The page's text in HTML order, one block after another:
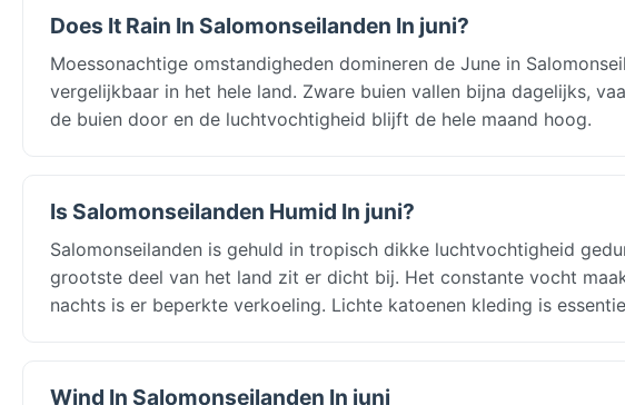
Does It Rain In Salomonseilanden In juni?
Moessonachtige omstandigheden domineren de June in
vergelijkbaar in het hele land. Zware buien vallen bijna dagelijks,
de buien door en de luchtvochtigheid blijft de hele maand hoog.
Is Salomonseilanden Humid In juni?
Salomonseilanden is gehuld in tropisch dikke luchtvochtigheid
grootste deel van het land zit er dicht bij. Het constante vocht
nachts is er beperkte verkoeling. Lichte katoenen kleding is
Wind In Salomonseilanden In juni